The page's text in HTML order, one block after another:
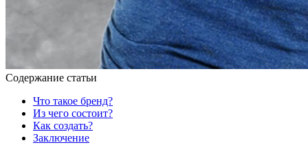
Содержание статьи
Что такое бренд?
Из чего состоит?
Как создать?
Заключение